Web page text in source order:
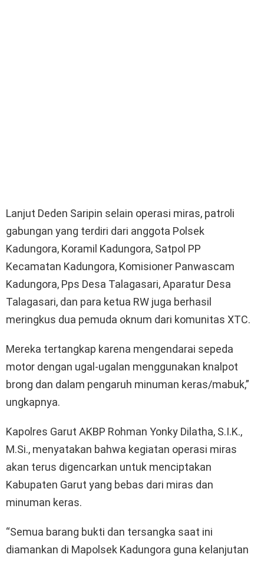
Lanjut Deden Saripin selain operasi miras, patroli
gabungan yang terdiri dari anggota Polsek
Kadungora, Koramil Kadungora, Satpol PP
Kecamatan Kadungora, Komisioner Panwascam
Kadungora, Pps Desa Talagasari, Aparatur Desa
Talagasari, dan para ketua RW juga berhasil
meringkus dua pemuda oknum dari komunitas XTC.
Mereka tertangkap karena mengendarai sepeda
motor dengan ugal-ugalan menggunakan knalpot
brong dan dalam pengaruh minuman keras/mabuk,”
ungkapnya.
Kapolres Garut AKBP Rohman Yonky Dilatha, S.I.K.,
M.Si., menyatakan bahwa kegiatan operasi miras
akan terus digencarkan untuk menciptakan
Kabupaten Garut yang bebas dari miras dan
minuman keras.
“Semua barang bukti dan tersangka saat ini
diamankan di Mapolsek Kadungora guna kelanjutan